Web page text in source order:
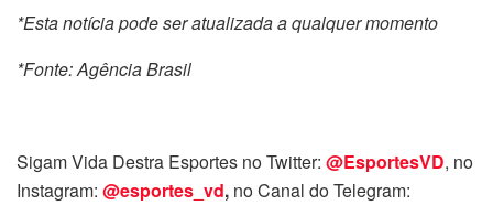
*Esta notícia pode ser atualizada a qualquer momento
*Fonte: Agência Brasil
Sigam Vida Destra Esportes no Twitter: @EsportesVD, no
Instagram: @esportes_vd, no Canal do Telegram: